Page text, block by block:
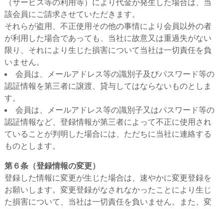
（サービス等の利用等）により代金が発生した場合は、当
該会員にご請求させていただきます。
それらが盗用、不正使用その他の事情により会員以外の者
が利用した場合であっても、当社に故意又は重過失がない
限り、それにより生じた損害について当社は一切責任を負
いません。
会員は、メールアドレス等の識別子及びパスワード等の
認証情報を第三者に譲渡、貸与してはならないものとしま
す。
会員は、メールアドレス等の識別子又はパスワード等の
認証情報など、登録情報が第三者によって不正に使用され
ていることが判明した場合には、ただちに当社に連絡する
ものとします。
第６条（登録情報の変更）
登録した情報に変更が生じた場合は、速やかに変更登録を
お願いします。変更登録がなされなかったことにより生じ
た損害について、当社は一切責任を負いません。また、変